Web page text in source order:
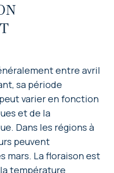
entre avril
sa période
varier en fonction
et de la
Dans les régions à
peuvent
mars. La floraison est
température